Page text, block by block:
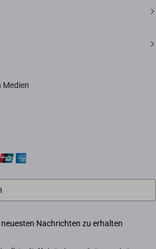
Medien
Nachrichten zu erhalten